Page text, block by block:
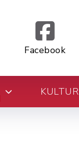
Facebook
KULTUR